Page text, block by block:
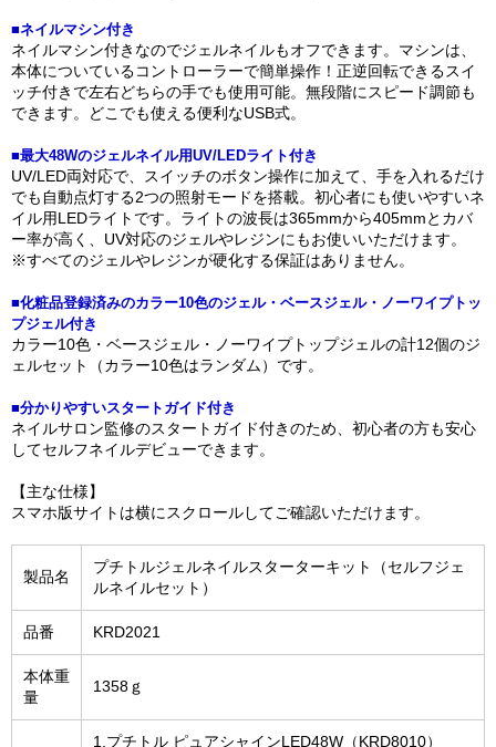
■ネイルマシン付き
ネイルマシン付きなのでジェルネイルもオフできます。マシンは、
本体についているコントローラーで簡単操作！正逆回転できるスイ
ッチ付きで左右どちらの手でも使用可能。無段階にスピード調節も
できます。どこでも使える便利なUSB式。
■最大48Wのジェルネイル用UV/LEDライト付き
UV/LED両対応で、スイッチのボタン操作に加えて、手を入れるだけ
でも自動点灯する2つの照射モードを搭載。初心者にも使いやすいネ
イル用LEDライトです。ライトの波長は365mmから405mmとカバ
ー率が高く、UV対応のジェルやレジンにもお使いいただけます。
※すべてのジェルやレジンが硬化する保証はありません。
■化粧品登録済みのカラー10色のジェル・ベースジェル・ノーワイプトッ
プジェル付き
カラー10色・ベースジェル・ノーワイプトップジェルの計12個のジ
ェルセット（カラー10色はランダム）です。
■分かりやすいスタートガイド付き
ネイルサロン監修のスタートガイド付きのため、初心者の方も安心
してセルフネイルデビューできます。
【主な仕様】
スマホ版サイトは横にスクロールしてご確認いただけます。
製品名
プチトルジェルネイルスターターキット（セルフジェ
ルネイルセット）
品番 KRD2021
本体重
量
1358ｇ
1.プチトル ピュアシャインLED48W（KRD8010）